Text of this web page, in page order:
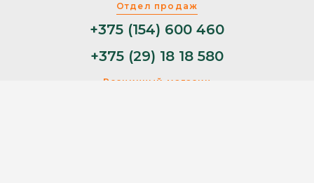
Отдел продаж
+375 (154) 600 460
+375 (29) 18 18 580
Розничный магазин